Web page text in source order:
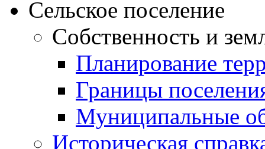
Сельское поселение
Собственность и
Планирование
Границы
Муниципальные
Историческая